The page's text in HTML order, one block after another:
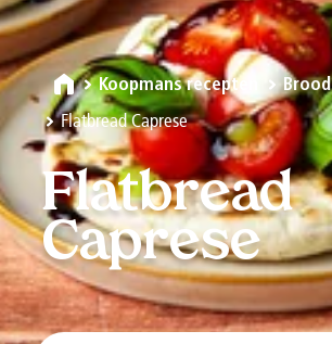
Koopmans recepten Brood
Flatbread Caprese
Flatbread
Caprese